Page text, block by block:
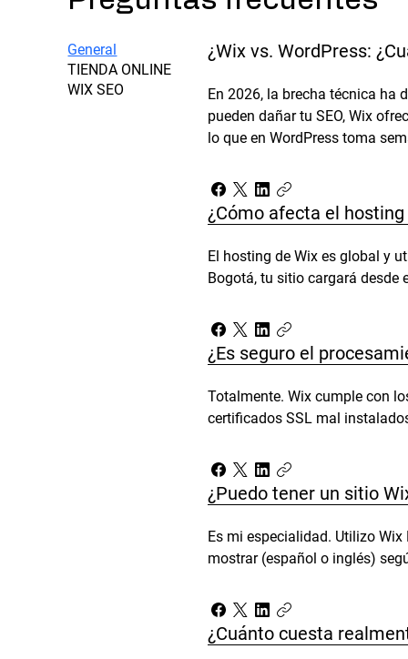
General
TIENDA ONLINE
WIX SEO
¿Wix vs. WordPress:
En 2026, la brecha técnica ha
pueden dañar tu SEO, Wix
lo que en WordPress toma
¿Cómo afecta el
El hosting de Wix es global y
Bogotá, tu sitio cargará desde
¿Es seguro el
Totalmente. Wix cumple con
certificados SSL mal
¿Puedo tener un sitio
Es mi especialidad. Utilizo
mostrar (español o inglés)
¿Cuánto cuesta